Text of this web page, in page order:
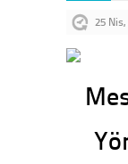
25 Nis,